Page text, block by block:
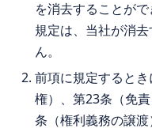
を消去することが
規定は、当社が消
ん。
前項に規定すると
権）、第23条（免
条（権利義務の譲